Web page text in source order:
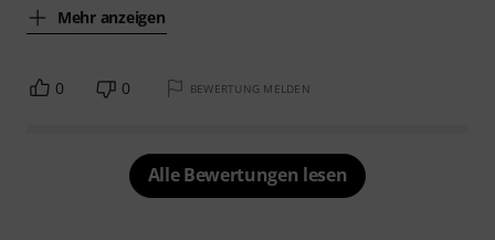
Mehr anzeigen
0 0 BEWERTUNG MELDEN
Alle Bewertungen lesen